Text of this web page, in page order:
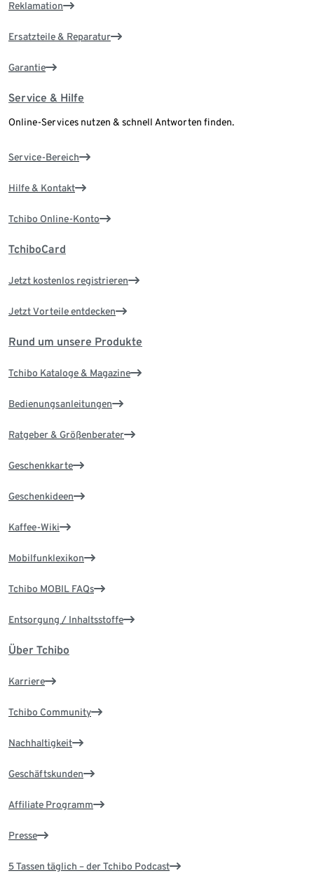
Reklamation
Ersatzteile & Reparatur
Garantie
Service & Hilfe
Online-Services nutzen & schnell Antworten finden.
Service-Bereich
Hilfe & Kontakt
Tchibo Online-Konto
TchiboCard
Jetzt kostenlos registrieren
Jetzt Vorteile entdecken
Rund um unsere Produkte
Tchibo Kataloge & Magazine
Bedienungsanleitungen
Ratgeber & Größenberater
Geschenkkarte
Geschenkideen
Kaffee-Wiki
Mobilfunklexikon
Tchibo MOBIL FAQs
Entsorgung / Inhaltsstoffe
Über Tchibo
Karriere
Tchibo Community
Nachhaltigkeit
Geschäftskunden
Affiliate Programm
Presse
5 Tassen täglich – der Tchibo Podcast